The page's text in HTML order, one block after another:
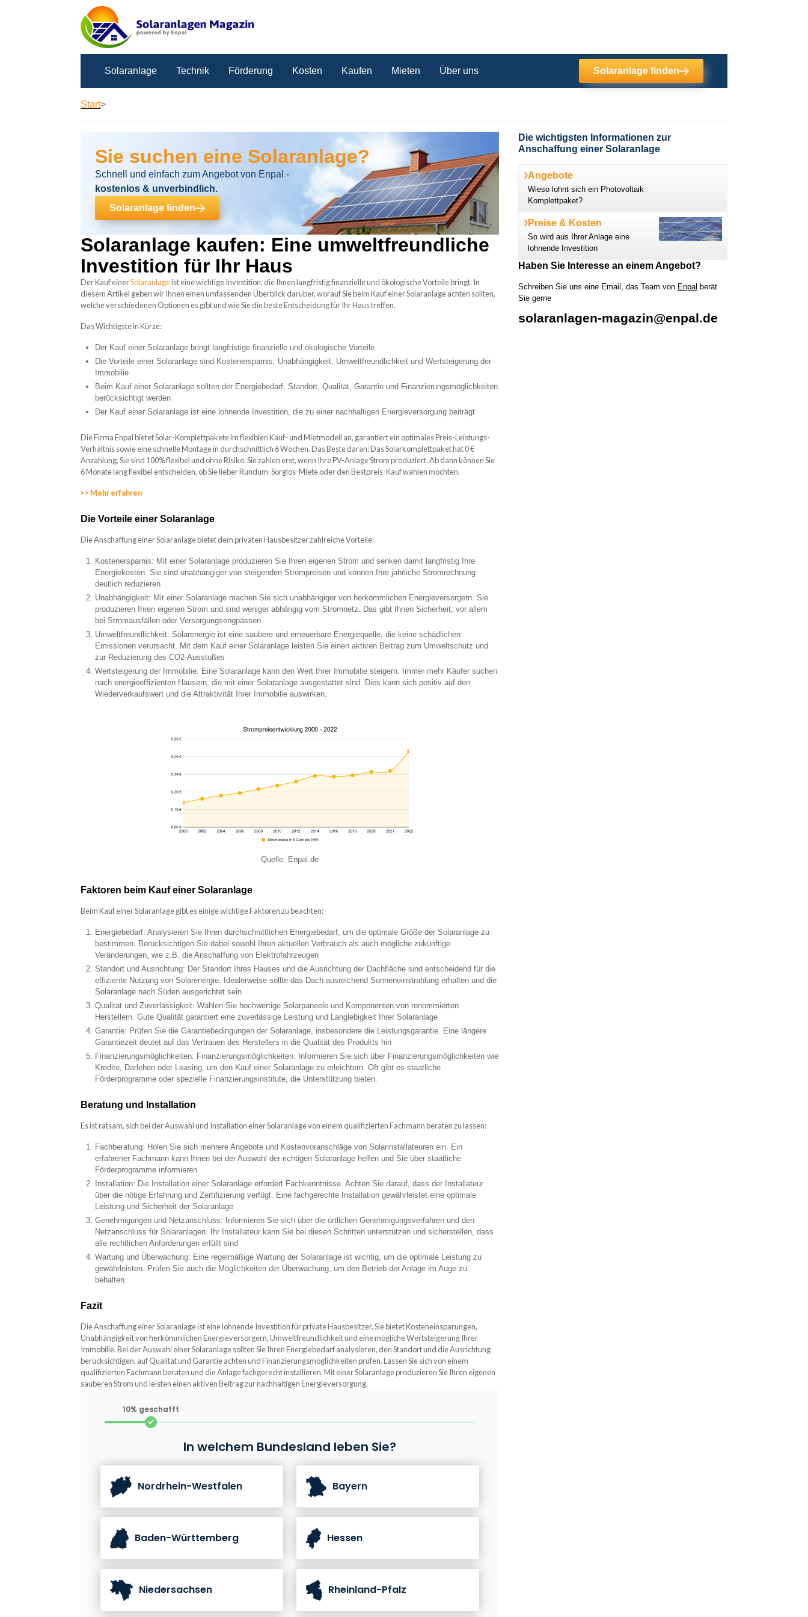
Solaranlage Technik Förderung Kosten Kaufen Mieten Über uns Solaranlage finden
Start>
Sie suchen eine Solaranlage?
Schnell und einfach zum Angebot von Enpal -
kostenlos & unverbindlich.
Solaranlage finden
Solaranlage kaufen: Eine umweltfreundliche
Investition für Ihr Haus
Der Kauf einerSolaranlageist eine wichtige Investition, die Ihnen langfristig finanzielle und ökologische Vorteile bringt. In
diesem Artikel geben wir Ihnen einen umfassenden Überblick darüber, worauf Sie beim Kauf einer Solaranlage achten sollten,
welche verschiedenen Optionen es gibt und wie Sie die beste Entscheidung für Ihr Haus treffen.
Das Wichtigste in Kürze:
Der Kauf einer Solaranlage bringt langfristige finanzielle und ökologische Vorteile
Die Vorteile einer Solaranlage sind Kostenersparnis, Unabhängigkeit, Umweltfreundlichkeit und Wertsteigerung der
Immobilie
Beim Kauf einer Solaranlage sollten der Energiebedarf, Standort, Qualität, Garantie und Finanzierungsmöglichkeiten
berücksichtigt werden
Der Kauf einer Solaranlage ist eine lohnende Investition, die zu einer nachhaltigen Energieversorgung beiträgt
Die Firma Enpal bietet Solar-Komplettpakete im flexiblen Kauf- und Mietmodell an, garantiert ein optimales Preis-Leistungs-
Verhältnis sowie eine schnelle Montage in durchschnittlich 6 Wochen. Das Beste daran: Das Solarkomplettpaket hat 0 €
Anzahlung, Sie sind 100% flexibel und ohne Risiko. Sie zahlen erst, wenn Ihre PV-Anlage Strom produziert. Ab dann können Sie
6 Monate lang flexibel entscheiden, ob Sie lieber Rundum-Sorglos-Miete oder den Bestpreis-Kauf wählen möchten.
>> Mehr erfahren
Die Vorteile einer Solaranlage
Die Anschaffung einer Solaranlage bietet dem privaten Hausbesitzer zahlreiche Vorteile:
Kostenersparnis: Mit einer Solaranlage produzieren Sie Ihren eigenen Strom und senken damit langfristig Ihre
Energiekosten. Sie sind unabhängiger von steigenden Strompreisen und können Ihre jährliche Stromrechnung
deutlich reduzieren
Unabhängigkeit: Mit einer Solaranlage machen Sie sich unabhängiger von herkömmlichen Energieversorgern. Sie
produzieren Ihren eigenen Strom und sind weniger abhängig vom Stromnetz. Das gibt Ihnen Sicherheit, vor allem
bei Stromausfällen oder Versorgungsengpässen
Umweltfreundlichkeit: Solarenergie ist eine saubere und erneuerbare Energiequelle, die keine schädlichen
Emissionen verursacht. Mit dem Kauf einer Solaranlage leisten Sie einen aktiven Beitrag zum Umweltschutz und
zur Reduzierung des CO2-Ausstoßes
Wertsteigerung der Immobilie: Eine Solaranlage kann den Wert Ihrer Immobilie steigern. Immer mehr Käufer suchen
nach energieeffizienten Häusern, die mit einer Solaranlage ausgestattet sind. Dies kann sich positiv auf den
Wiederverkaufswert und die Attraktivität Ihrer Immobilie auswirken.
Quelle: Enpal.de
Faktoren beim Kauf einer Solaranlage
Beim Kauf einer Solaranlage gibt es einige wichtige Faktoren zu beachten:
Energiebedarf: Analysieren Sie Ihren durchschnittlichen Energiebedarf, um die optimale Größe der Solaranlage zu
bestimmen. Berücksichtigen Sie dabei sowohl Ihren aktuellen Verbrauch als auch mögliche zukünftige
Veränderungen, wie z.B. die Anschaffung von Elektrofahrzeugen
Standort und Ausrichtung: Der Standort Ihres Hauses und die Ausrichtung der Dachfläche sind entscheidend für die
effiziente Nutzung von Solarenergie. Idealerweise sollte das Dach ausreichend Sonneneinstrahlung erhalten und die
Solaranlage nach Süden ausgerichtet sein
Qualität und Zuverlässigkeit: Wählen Sie hochwertige Solarpaneele und Komponenten von renommierten
Herstellern. Gute Qualität garantiert eine zuverlässige Leistung und Langlebigkeit Ihrer Solaranlage
Garantie: Prüfen Sie die Garantiebedingungen der Solaranlage, insbesondere die Leistungsgarantie. Eine längere
Garantiezeit deutet auf das Vertrauen des Herstellers in die Qualität des Produkts hin
Finanzierungsmöglichkeiten: Finanzierungsmöglichkeiten: Informieren Sie sich über Finanzierungsmöglichkeiten wie
Kredite, Darlehen oder Leasing, um den Kauf einer Solaranlage zu erleichtern. Oft gibt es staatliche
Förderprogramme oder spezielle Finanzierungsinstitute, die Unterstützung bieten.
Beratung und Installation
Es ist ratsam, sich bei der Auswahl und Installation einer Solaranlage von einem qualifizierten Fachmann beraten zu lassen:
Fachberatung: Holen Sie sich mehrere Angebote und Kostenvoranschläge von Solarinstallateuren ein. Ein
erfahrener Fachmann kann Ihnen bei der Auswahl der richtigen Solaranlage helfen und Sie über staatliche
Förderprogramme informieren
Installation: Die Installation einer Solaranlage erfordert Fachkenntnisse. Achten Sie darauf, dass der Installateur
über die nötige Erfahrung und Zertifizierung verfügt. Eine fachgerechte Installation gewährleistet eine optimale
Leistung und Sicherheit der Solaranlage
Genehmigungen und Netzanschluss: Informieren Sie sich über die örtlichen Genehmigungsverfahren und den
Netzanschluss für Solaranlagen. Ihr Installateur kann Sie bei diesen Schritten unterstützen und sicherstellen, dass
alle rechtlichen Anforderungen erfüllt sind
Wartung und Überwachung: Eine regelmäßige Wartung der Solaranlage ist wichtig, um die optimale Leistung zu
gewährleisten. Prüfen Sie auch die Möglichkeiten der Überwachung, um den Betrieb der Anlage im Auge zu
behalten.
Fazit
Die Anschaffung einer Solaranlage ist eine lohnende Investition für private Hausbesitzer. Sie bietet Kosteneinsparungen,
Unabhängigkeit von herkömmlichen Energieversorgern, Umweltfreundlichkeit und eine mögliche Wertsteigerung Ihrer
Immobilie. Bei der Auswahl einer Solaranlage sollten Sie Ihren Energiebedarf analysieren, den Standort und die Ausrichtung
berücksichtigen, auf Qualität und Garantie achten und Finanzierungsmöglichkeiten prüfen. Lassen Sie sich von einem
qualifizierten Fachmann beraten und die Anlage fachgerecht installieren. Mit einer Solaranlage produzieren Sie Ihren eigenen
sauberen Strom und leisten einen aktiven Beitrag zur nachhaltigen Energieversorgung.
10% geschafft
In welchem Bundesland leben Sie?
Nordrhein-Westfalen Bayern
Baden-Württemberg Hessen
Niedersachsen Rheinland-Pfalz
Die wichtigsten Informationen zur
Anschaffung einer Solaranlage
Angebote
Wieso lohnt sich ein Photovoltaik
Komplettpaket?
Preise & Kosten
So wird aus Ihrer Anlage eine
lohnende Investition
Haben Sie Interesse an einem Angebot?
Schreiben Sie uns eine Email, das Team von Enpal berät
Sie gerne
solaranlagen-magazin@enpal.de